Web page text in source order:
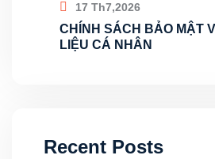
17 Th7,2026
CHÍNH SÁCH BẢO MẬT
LIỆU CÁ NHÂN
Recent Posts